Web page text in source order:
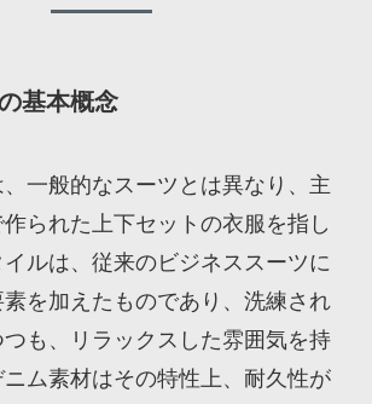
基本概念
一般的なスーツとは異なり、主
られた上下セットの衣服を指し
ルは、従来のビジネススーツに
を加えたものであり、洗練され
も、リラックスした雰囲気を持
ム素材はその特性上、耐久性が